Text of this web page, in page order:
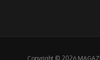
Copyright © 2026